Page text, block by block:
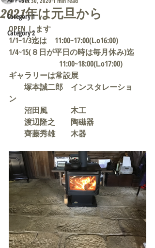
Category 1
Category 2
2021年は元旦から
OPEN します
1/1~1/3迄は　11:00~17:00(L.o16:00)
1/4~15(８日が平日の時は毎月休み)迄
11:00~18:00(L.o17:00)
ギャラリーは常設展
塚本誠二郎　インスタレーショ
ン
沼田風　　　木工
渡辺隆之　　陶磁器
齊藤秀雄　　木器